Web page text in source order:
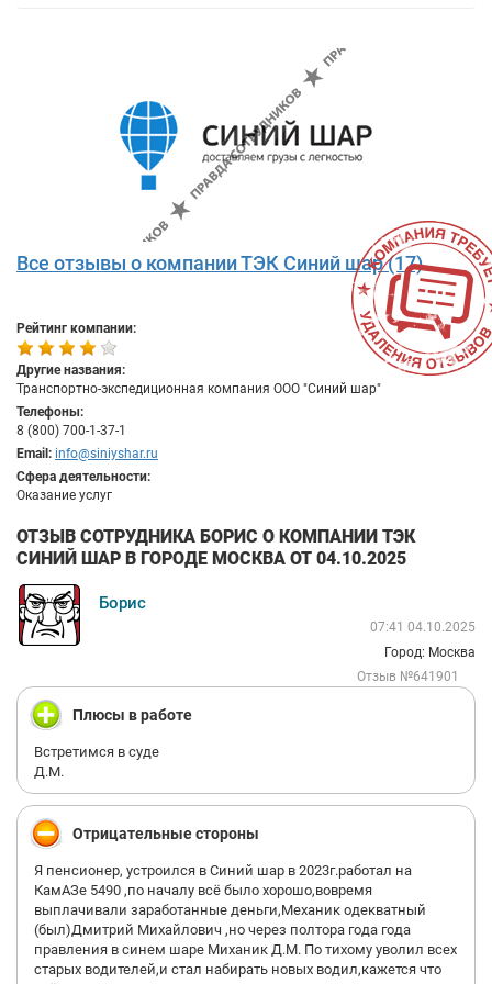
Все отзывы о компании ТЭК Синий шар (17)
Рейтинг компании:
Другие названия:
Транспортно-экспедиционная компания ООО "Синий шар"
Телефоны:
8 (800) 700-1-37-1
Email: info@siniyshar.ru
Сфера деятельности:
Оказание услуг
ОТЗЫВ СОТРУДНИКА БОРИС О КОМПАНИИ ТЭК
СИНИЙ ШАР В ГОРОДЕ МОСКВА ОТ 04.10.2025
Борис
07:41 04.10.2025
Город: Москва
Отзыв №641901
Плюсы в работе
Встретимся в суде
Д.М.
Отрицательные стороны
Я пенсионер, устроился в Синий шар в 2023г.работал на
КамАЗе 5490 ,по началу всё было хорошо,вовремя
выплачивали заработанные деньги,Механик одекватный
(был)Дмитрий Михайлович ,но через полтора года года
правления в синем шаре Миханик Д.М. По тихому уволил всех
старых водителей,и стал набирать новых водил,кажется что